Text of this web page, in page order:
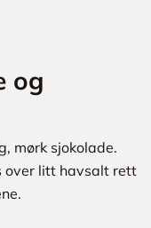
og
mørk sjokolade.
over litt havsalt rett